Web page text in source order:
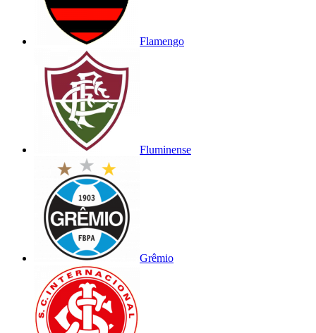
Flamengo
Fluminense
Grêmio